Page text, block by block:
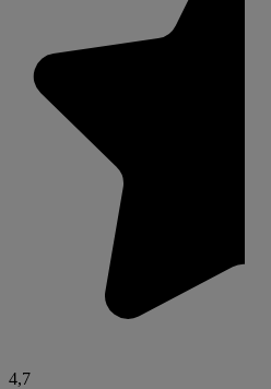
4,7